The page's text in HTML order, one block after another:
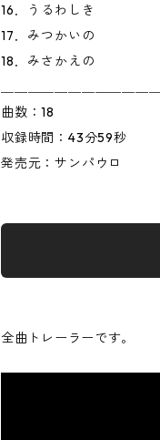
16．うるわしき
17．みつかいの
18．みさかえの
曲数：18
収録時間：43分59秒
発売元：サンパウロ
全曲トレーラーです。